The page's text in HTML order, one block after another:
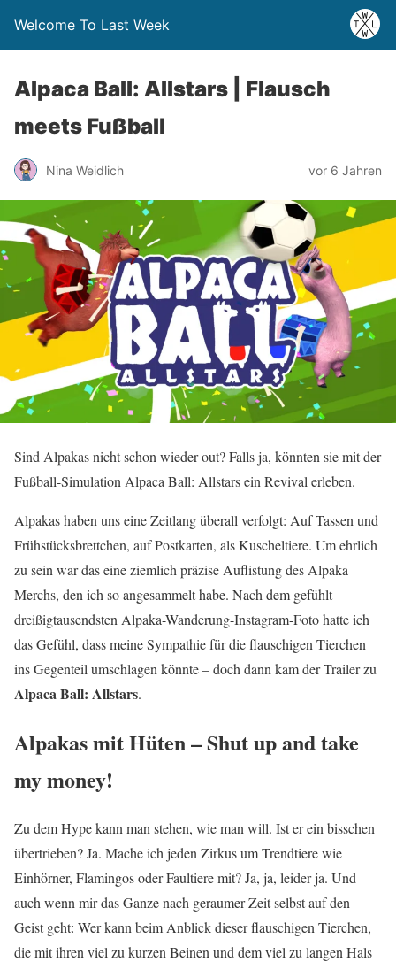
Welcome To Last Week
Alpaca Ball: Allstars | Flausch
meets Fußball
Nina Weidlich vor 6 Jahren
Sind Alpakas nicht schon wieder out? Falls ja, könnten sie mit der
Fußball-Simulation Alpaca Ball: Allstars ein Revival erleben.
Alpakas haben uns eine Zeitlang überall verfolgt: Auf Tassen und
Frühstücksbrettchen, auf Postkarten, als Kuscheltiere. Um ehrlich
zu sein war das eine ziemlich präzise Auflistung des Alpaka
Merchs, den ich so angesammelt habe. Nach dem gefühlt
dreißigtausendsten Alpaka-Wanderung-Instagram-Foto hatte ich
das Gefühl, dass meine Sympathie für die flauschigen Tierchen
ins Gegenteil umschlagen könnte – doch dann kam der Trailer zu
Alpaca Ball: Allstars.
Alpakas mit Hüten – Shut up and take
my money!
Zu dem Hype kann man stehen, wie man will. Ist er ein bisschen
übertrieben? Ja. Mache ich jeden Zirkus um Trendtiere wie
Einhörner, Flamingos oder Faultiere mit? Ja, ja, leider ja. Und
auch wenn mir das Ganze nach geraumer Zeit selbst auf den
Geist geht: Wer kann beim Anblick dieser flauschigen Tierchen,
die mit ihren viel zu kurzen Beinen und dem viel zu langen Hals